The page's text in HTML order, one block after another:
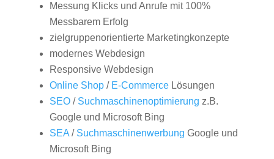
Messung Klicks und Anrufe mit 100%
Messbarem Erfolg
zielgruppenorientierte Marketingkonzepte
modernes Webdesign
Responsive Webdesign
Online Shop/ E-CommerceLösungen
SEO/ Suchmaschinenoptimierung z.B.
Google und Microsoft Bing
SEA/ Suchmaschinenwerbung Google und
Microsoft Bing